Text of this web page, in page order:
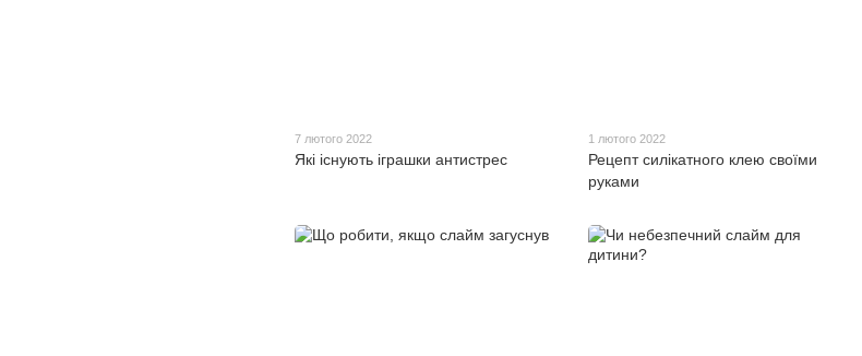
7 лютого 2022
Які існують іграшки антистрес
1 лютого 2022
Рецепт силікатного клею своїми
руками